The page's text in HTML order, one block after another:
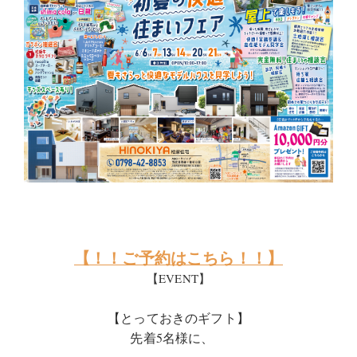
【！！ご予約はこちら！！】
【EVENT】
【とっておきのギフト】
先着5名様に、